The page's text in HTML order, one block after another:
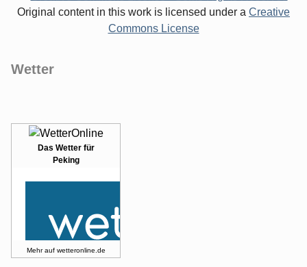
Original content in this work is licensed under a Creative
Commons License
Wetter
Das Wetter für
Peking
Mehr auf wetteronline.de